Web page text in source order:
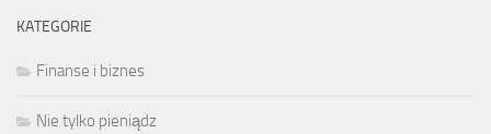
KATEGORIE
Finanse i biznes
Nie tylko pieniądz